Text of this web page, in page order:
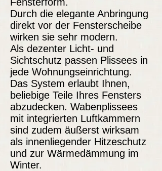
Durch die elegante Anbringung
direkt vor der Fensterscheibe
wirken sie sehr modern.
Als dezenter Licht- und
Sichtschutz passen Plissees in
jede Wohnungseinrichtung.
Das System erlaubt Ihnen,
beliebige Teile Ihres Fensters
abzudecken. Wabenplissees
mit integrierten Luftkammern
sind zudem äußerst wirksam
als innenliegender Hitzeschutz
und zur Wärmedämmung im
Winter.